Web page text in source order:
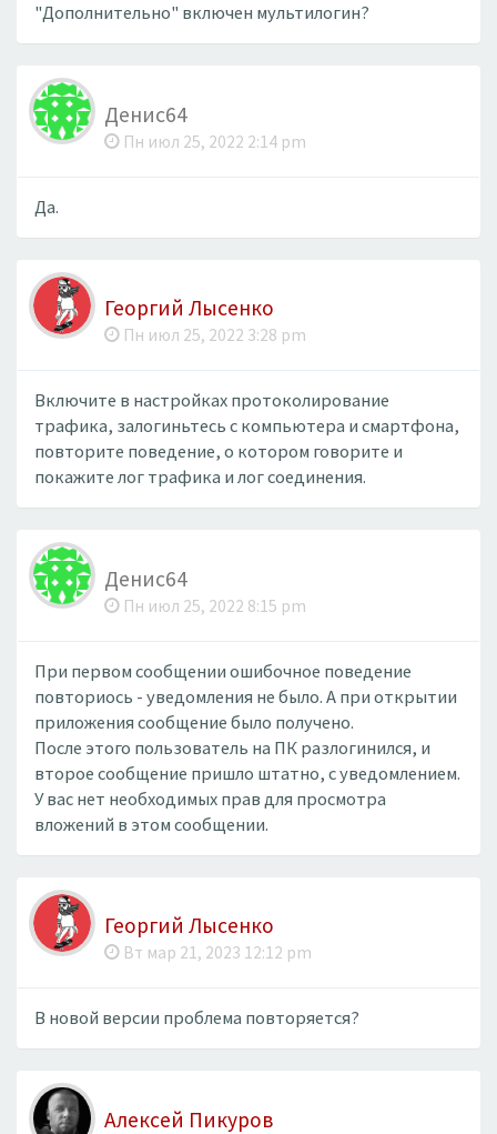
"Дополнительно" включен мультилогин?
Денис64
Пн июл 25, 2022 2:14 pm
Да.
Георгий Лысенко
Пн июл 25, 2022 3:28 pm
Включите в настройках протоколирование
трафика, залогиньтесь с компьютера и смартфона,
повторите поведение, о котором говорите и
покажите лог трафика и лог соединения.
Денис64
Пн июл 25, 2022 8:15 pm
При первом сообщении ошибочное поведение
повториось - уведомления не было. А при открытии
приложения сообщение было получено.
После этого пользователь на ПК разлогинился, и
второе сообщение пришло штатно, с уведомлением.
У вас нет необходимых прав для просмотра
вложений в этом сообщении.
Георгий Лысенко
Вт мар 21, 2023 12:12 pm
В новой версии проблема повторяется?
Алексей Пикуров